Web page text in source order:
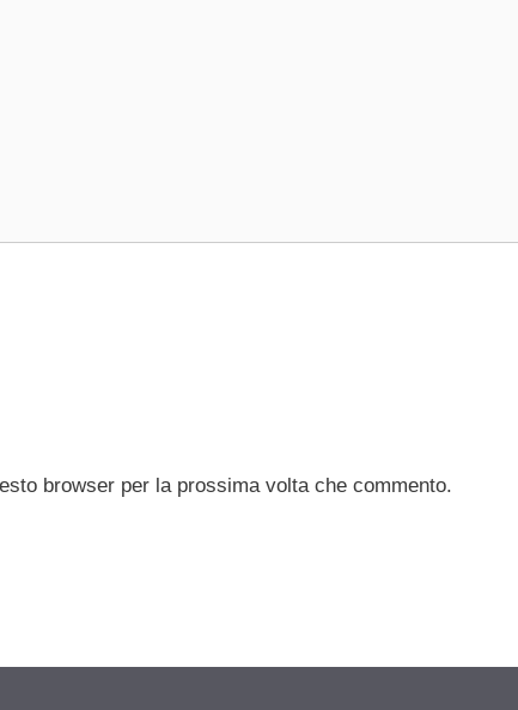
browser per la prossima volta che commento.